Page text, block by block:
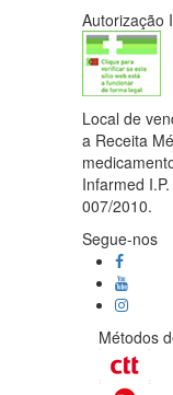
Autorização
Local de
a Receita
Infarmed
007/2010.
Segue-nos
Métodos